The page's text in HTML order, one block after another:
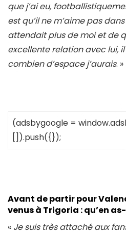
que j’ai eu,
est qu’il ne m’aime pas
attendait plus de moi et de
excellente relation avec lui,
combien d’espace j’aurais. »
(adsbygoogle =
[]).push({});
Avant de partir pour
venus à Trigoria : qu’en
« Je suis très attaché aux